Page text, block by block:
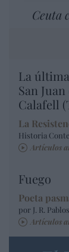
Ceuta
La
San
Calafell
La
Historia
Artículos
Fuego
Poeta
por J. R. Pablos
Artículos